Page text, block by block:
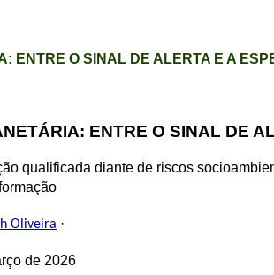
ENTRE O SINAL DE ALERTA E A
ENTRE O SINAL DE
qualificada diante de riscos
Oliveira ·
de 2026